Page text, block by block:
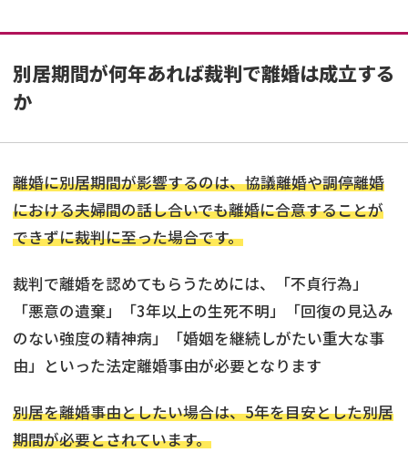
別居期間が何年あれば裁判で離婚は成立する
か
離婚に別居期間が影響するのは、協議離婚や調停離婚
における夫婦間の話し合いでも離婚に合意することが
できずに裁判に至った場合です。
裁判で離婚を認めてもらうためには、「不貞行為」
「悪意の遺棄」「3年以上の生死不明」「回復の見込み
のない強度の精神病」「婚姻を継続しがたい重大な事
由」といった法定離婚事由が必要となります
別居を離婚事由としたい場合は、5年を目安とした別居
期間が必要とされています。